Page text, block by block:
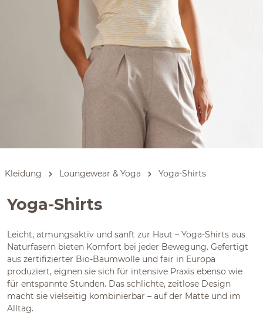
Kleidung Loungewear & Yoga Yoga-Shirts
Yoga-Shirts
Leicht, atmungsaktiv und sanft zur Haut – Yoga-Shirts aus
Naturfasern bieten Komfort bei jeder Bewegung. Gefertigt
aus zertifizierter Bio-Baumwolle und fair in Europa
produziert, eignen sie sich für intensive Praxis ebenso wie
für entspannte Stunden. Das schlichte, zeitlose Design
macht sie vielseitig kombinierbar – auf der Matte und im
Alltag.